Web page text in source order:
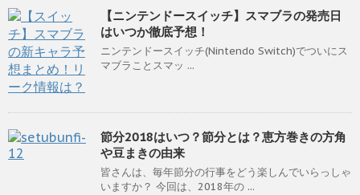
【ニンテンドースイッチ】スマブラの発売日
はいつか徹底予想！
ニンテンドースイッチ(Nintendo Switch)でついにス
マブラことスマッ ...
節分2018はいつ？節分とは？恵方巻きの方角
や豆まきの由来
皆さんは、毎年節分の行事をどう楽しんでいらっしゃ
いますか？ 今回は、2018年の ...